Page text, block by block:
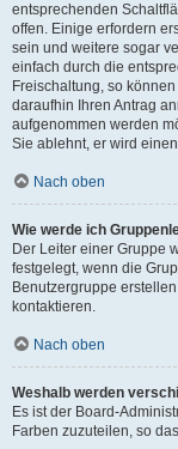
entsprechenden
offen. Einige erfordern
sein und weitere sogar
einfach durch die
Freischaltung, so
daraufhin Ihren Antrag
aufgenommen werden
Sie ablehnt, er wird
Nach oben
Wie werde ich
Der Leiter einer Gruppe
festgelegt, wenn die
Benutzergruppe
kontaktieren.
Nach oben
Weshalb werden
Es ist der Board-
Farben zuzuteilen, so